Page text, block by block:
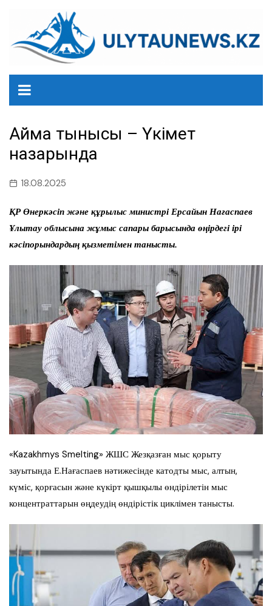
содержанию
Аймақ тынысы – Үкімет
назарында
18.08.2025
ҚР Өнеркәсіп және құрылыс министрі Ерсайын Нағаспаев
Ұлытау облысына жұмыс сапары барысында өңірдегі ірі
кәсіпорындардың қызметімен танысты.
«Kazakhmys Smelting» ЖШС Жезқазған мыс қорыту
зауытында Е.Нағаспаев нәтижесінде катодты мыс, алтын,
күміс, қорғасын және күкірт қышқылы өндірілетін мыс
концентраттарын өңдеудің өндірістік циклімен танысты.